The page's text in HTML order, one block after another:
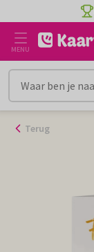
naar
inhoud
MENU
Terug